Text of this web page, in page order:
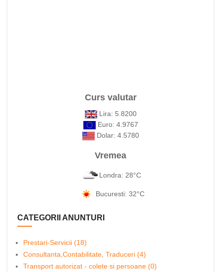
Curs valutar
Lira: 5.8200
Euro: 4.9767
Dolar: 4.5780
Vremea
Londra: 28°C
Bucuresti: 32°C
CATEGORII ANUNTURI
Prestari-Servicii (18)
Consultanta,Contabilitate, Traduceri (4)
Transport autorizat - colete si persoane (0)